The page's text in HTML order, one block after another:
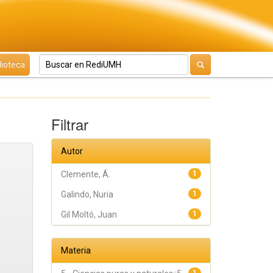
Filtrar
Autor
1
Clemente, Á.
1
Galindo, Nuria
1
Gil Moltó, Juan
Materia